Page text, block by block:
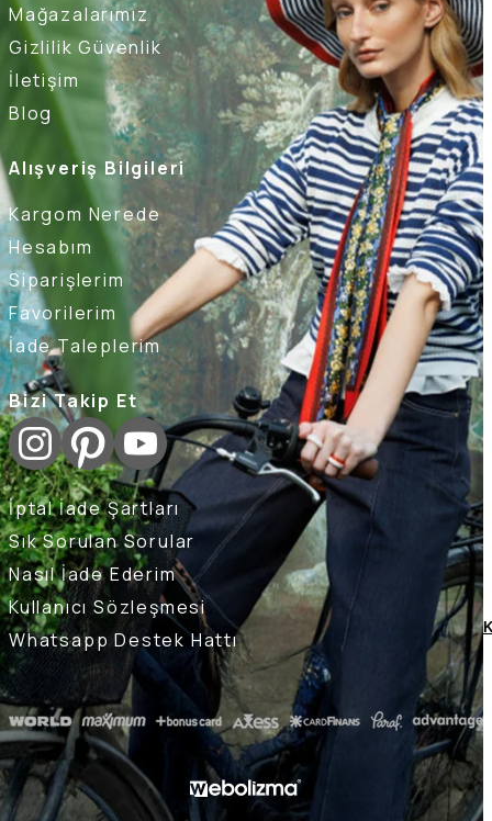
Mağazalarımız
Gizlilik Güvenlik
İletişim
Blog
Alışveriş Bilgileri
Kargom Nerede
Hesabım
Siparişlerim
Favorilerim
İade Taleplerim
Bizi Takip Et
İptal İade Şartları
Sık Sorulan Sorular
Nasıl İade Ederim
Kullanıcı Sözleşmesi
Whatsapp Destek Hattı